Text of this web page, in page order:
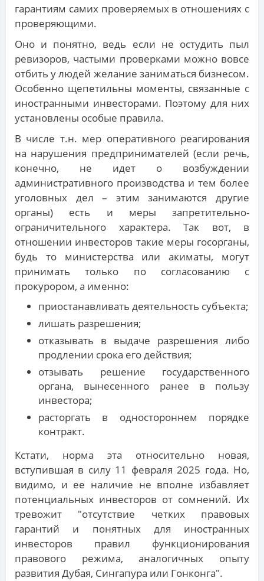
гарантиям самих проверяемых в отношениях с
проверяющими.
Оно и понятно, ведь если не остудить пыл
ревизоров, частыми проверками можно вовсе
отбить у людей желание заниматься бизнесом.
Особенно щепетильны моменты, связанные с
иностранными инвесторами. Поэтому для них
установлены особые правила.
В числе т.н. мер оперативного реагирования
на нарушения предпринимателей (если речь,
конечно, не идет о возбуждении
административного производства и тем более
уголовных дел – этим занимаются другие
органы) есть и меры запретительно-
ограничительного характера. Так вот, в
отношении инвесторов такие меры госорганы,
будь то министерства или акиматы, могут
принимать только по согласованию с
прокурором, а именно:
приостанавливать деятельность субъекта;
лишать разрешения;
отказывать в выдаче разрешения либо
продлении срока его действия;
отзывать решение государственного
органа, вынесенного ранее в пользу
инвестора;
расторгать в одностороннем порядке
контракт.
Кстати, норма эта относительно новая,
вступившая в силу 11 февраля 2025 года. Но,
видимо, и ее наличие не вполне избавляет
потенциальных инвесторов от сомнений. Их
тревожит "отсутствие четких правовых
гарантий и понятных для иностранных
инвесторов правил функционирования
правового режима, аналогичных опыту
развития Дубая, Сингапура или Гонконга".